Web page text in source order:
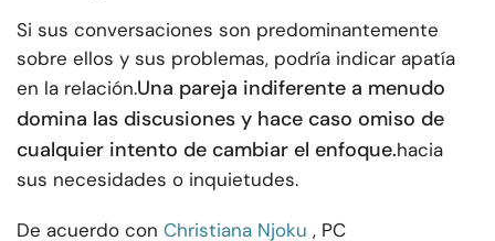
Si sus conversaciones son predominantemente
sobre ellos y sus problemas, podría indicar apatía
en la relación.Una pareja indiferente a menudo
domina las discusiones y hace caso omiso de
cualquier intento de cambiar el enfoque.hacia
sus necesidades o inquietudes.
De acuerdo con Christiana Njoku , PC